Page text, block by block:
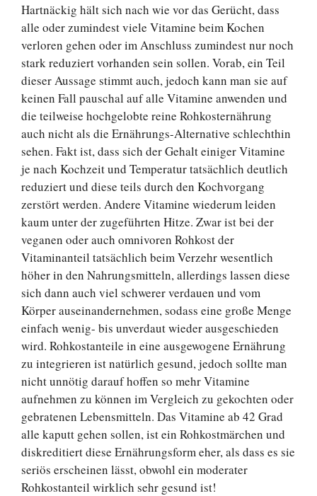
Hartnäckig hält sich nach wie vor das Gerücht, dass
alle oder zumindest viele Vitamine beim Kochen
verloren gehen oder im Anschluss zumindest nur noch
stark reduziert vorhanden sein sollen. Vorab, ein Teil
dieser Aussage stimmt auch, jedoch kann man sie auf
keinen Fall pauschal auf alle Vitamine anwenden und
die teilweise hochgelobte reine Rohkosternährung
auch nicht als die Ernährungs-Alternative schlechthin
sehen. Fakt ist, dass sich der Gehalt einiger Vitamine
je nach Kochzeit und Temperatur tatsächlich deutlich
reduziert und diese teils durch den Kochvorgang
zerstört werden. Andere Vitamine wiederum leiden
kaum unter der zugeführten Hitze. Zwar ist bei der
veganen oder auch omnivoren Rohkost der
Vitaminanteil tatsächlich beim Verzehr wesentlich
höher in den Nahrungsmitteln, allerdings lassen diese
sich dann auch viel schwerer verdauen und vom
Körper auseinandernehmen, sodass eine große Menge
einfach wenig- bis unverdaut wieder ausgeschieden
wird. Rohkostanteile in eine ausgewogene Ernährung
zu integrieren ist natürlich gesund, jedoch sollte man
nicht unnötig darauf hoffen so mehr Vitamine
aufnehmen zu können im Vergleich zu gekochten oder
gebratenen Lebensmitteln. Das Vitamine ab 42 Grad
alle kaputt gehen sollen, ist ein Rohkostmärchen und
diskreditiert diese Ernährungsform eher, als dass es sie
seriös erscheinen lässt, obwohl ein moderater
Rohkostanteil wirklich sehr gesund ist!